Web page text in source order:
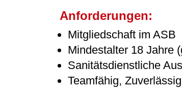
Anforderungen:
Mitgliedschaft im ASB
Mindestalter 18 Jahre
Sanitätsdienstliche
Teamfähig,